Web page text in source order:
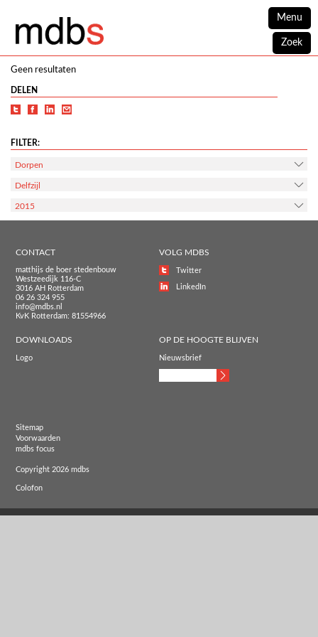
Menu
Zoek
Geen resultaten
DELEN
FILTER:
Dorpen
Delfzijl
2015
CONTACT
matthijs de boer stedenbouw
Westzeedijk 116-C
3016 AH Rotterdam
06 26 324 955
info@mdbs.nl
KvK Rotterdam: 81554966
VOLG MDBS
Twitter
LinkedIn
DOWNLOADS
Logo
OP DE HOOGTE BLIJVEN
Nieuwsbrief
Sitemap
Voorwaarden
mdbs focus
Copyright 2026 mdbs
Colofon